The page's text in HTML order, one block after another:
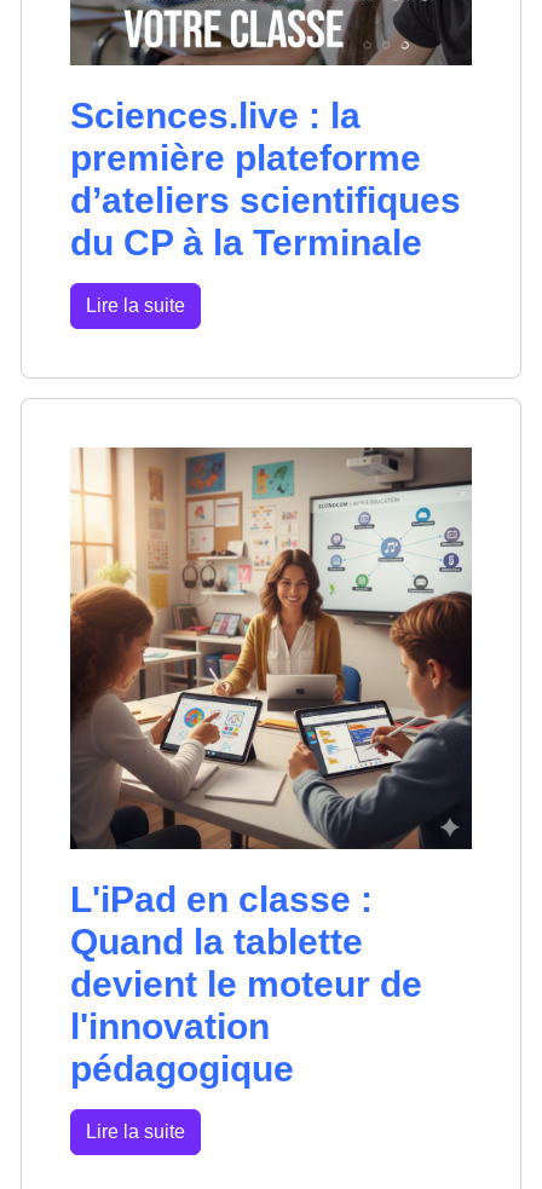
Sciences.live : la
première plateforme
d’ateliers scientifiques
du CP à la Terminale
Lire la suite
L'iPad en classe :
Quand la tablette
devient le moteur de
l'innovation
pédagogique
Lire la suite